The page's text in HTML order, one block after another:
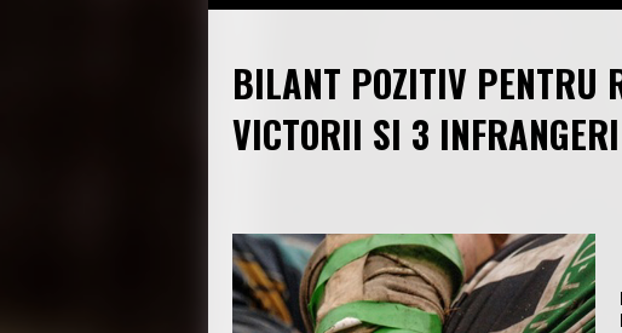
BILANT POZITIV
VICTORII SI 3 INFRANGERI